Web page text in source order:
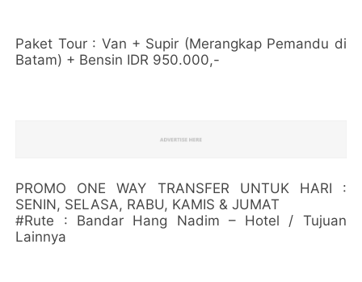
Paket Tour : Van + Supir (Merangkap Pemandu di
Batam) + Bensin IDR 950.000,-
PROMO ONE WAY TRANSFER UNTUK HARI :
SENIN, SELASA, RABU, KAMIS & JUMAT
#Rute : Bandar Hang Nadim – Hotel / Tujuan
Lainnya